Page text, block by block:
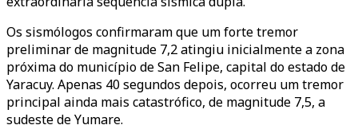
Os sismólogos confirmaram que um forte tremor
preliminar de magnitude 7,2 atingiu inicialmente a zona
próxima do município de San Felipe, capital do estado de
Yaracuy. Apenas 40 segundos depois, ocorreu um tremor
principal ainda mais catastrófico, de magnitude 7,5, a
sudeste de Yumare.